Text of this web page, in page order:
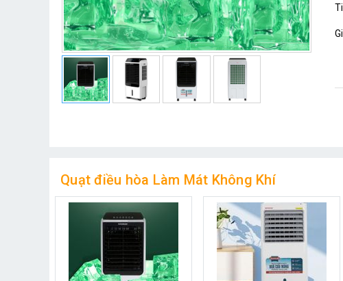
Quạt điều hòa Làm Mát Không Khí